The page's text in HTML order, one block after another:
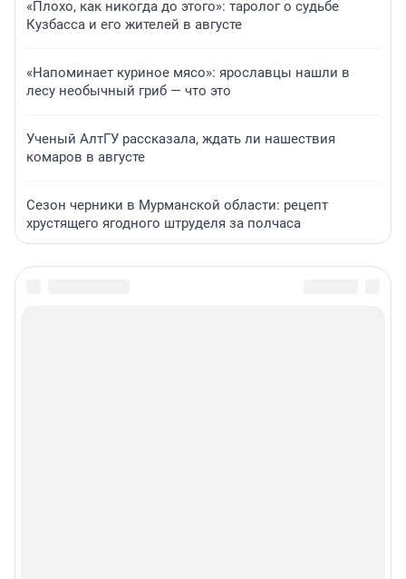
«Плохо, как никогда до этого»: таролог о судьбе
Кузбасса и его жителей в августе
«Напоминает куриное мясо»: ярославцы нашли в
лесу необычный гриб — что это
Ученый АлтГУ рассказала, ждать ли нашествия
комаров в августе
Сезон черники в Мурманской области: рецепт
хрустящего ягодного штруделя за полчаса